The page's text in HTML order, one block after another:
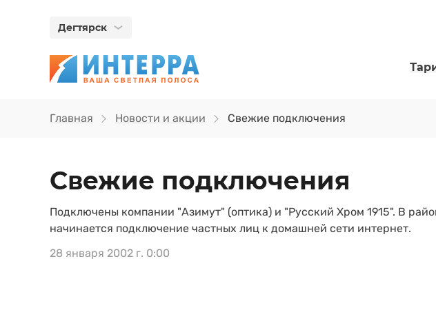
Дегтярск
Главная Новости и акции Свежие подключения
Свежие подключения
Подключены компании "Азимут" (оптика) и "Русский Хром 1915". В
начинается подключение частных лиц к домашней сети интернет.
28 января 2002 г. 0:00